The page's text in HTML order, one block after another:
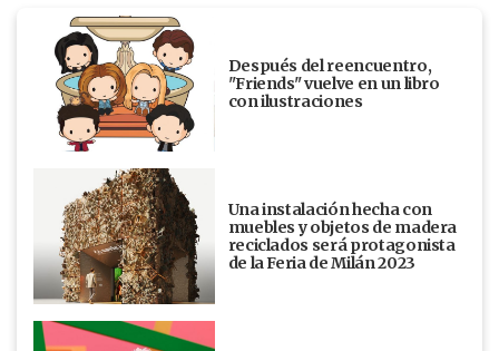
Después del reencuentro,
"Friends" vuelve en un libro
con ilustraciones
Una instalación hecha con
muebles y objetos de madera
reciclados será protagonista
de la Feria de Milán 2023